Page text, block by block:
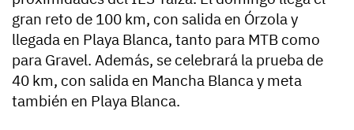
gran reto de 100 km, con salida en Órzola y
llegada en Playa Blanca, tanto para MTB como
para Gravel. Además, se celebrará la prueba de
40 km, con salida en Mancha Blanca y meta
también en Playa Blanca.